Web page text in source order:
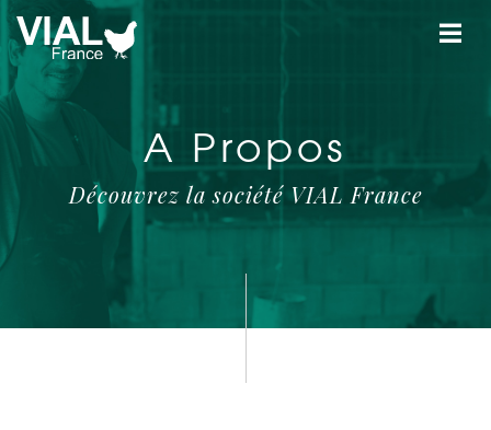
A Propos
Découvrez la société VIAL France